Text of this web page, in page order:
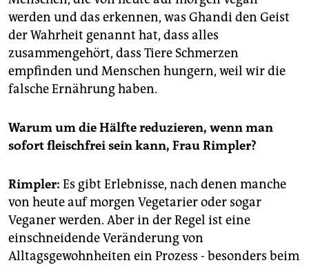
werden und das erkennen, was Ghandi den Geist
der Wahrheit genannt hat, dass alles
zusammengehört, dass Tiere Schmerzen
empfinden und Menschen hungern, weil wir die
falsche Ernährung haben.
Warum um die Hälfte reduzieren, wenn man
sofort fleischfrei sein kann, Frau Rimpler?
Rimpler: Es gibt Erlebnisse, nach denen manche
von heute auf morgen Vegetarier oder sogar
Veganer werden. Aber in der Regel ist eine
einschneidende Veränderung von
Alltagsgewohnheiten ein Prozess - besonders beim